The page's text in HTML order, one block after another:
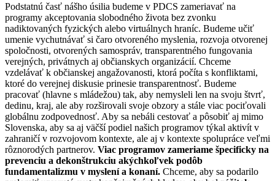
Podstatnú časť nášho úsilia budeme v PDCS zameriavať na
programy akceptovania slobodného života bez zvonku
nadiktovaných fyzických alebo virtuálnych hraníc. Budeme učiť
umenie vychutnávať si čaro otvoreného myslenia, rozvoja otvorenej
spoločnosti, otvorených samospráv, transparentného fungovania
verejných, privátnych aj občianskych organizácií. Chceme
vzdelávať k občianskej angažovanosti, ktorá počíta s konfliktami,
ktoré do verejnej diskusie prinesie transparentnosť. Budeme
pracovať (hlavne s mládežou) tak, aby nemysleli len na svoju štvrť,
dedinu, kraj, ale aby rozširovali svoje obzory a stále viac pociťovali
globálnu zodpovednosť. Aby sa nebáli cestovať a pôsobiť aj mimo
Slovenska, aby sa aj väčší podiel našich programov týkal aktivít v
zahraničí v rozvojovom kontexte, ale aj v kontexte spolupráce veľmi
rôznorodých partnerov. Viac programov zameriame špecificky na
prevenciu a dekonštrukciu akýchkoľvek podôb
fundamentalizmu v myslení a konaní. Chceme, aby sa podarilo